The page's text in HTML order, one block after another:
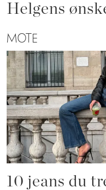
Helgens
MOTE
10 jeans du